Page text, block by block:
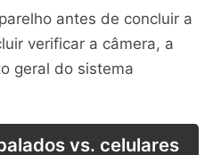
antes de concluir a
verificar a câmera, a
geral do sistema
vs. celulares